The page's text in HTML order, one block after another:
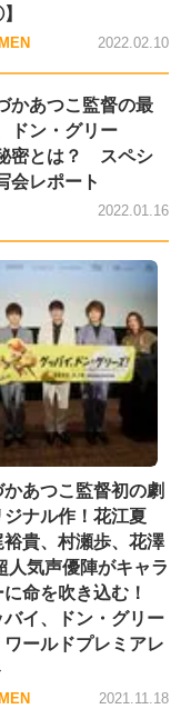
2022.02.10
かあつこ監督の最
ドン・グリー
密とは？ スペシ
会レポート
2022.01.16
かあつこ監督初の劇
ジナル作！花江夏
裕貴、村瀬歩、花澤
人気声優陣がキャラ
命を吹き込む！
バイ、ドン・グリー
ワールドプレミアレ
2021.11.18